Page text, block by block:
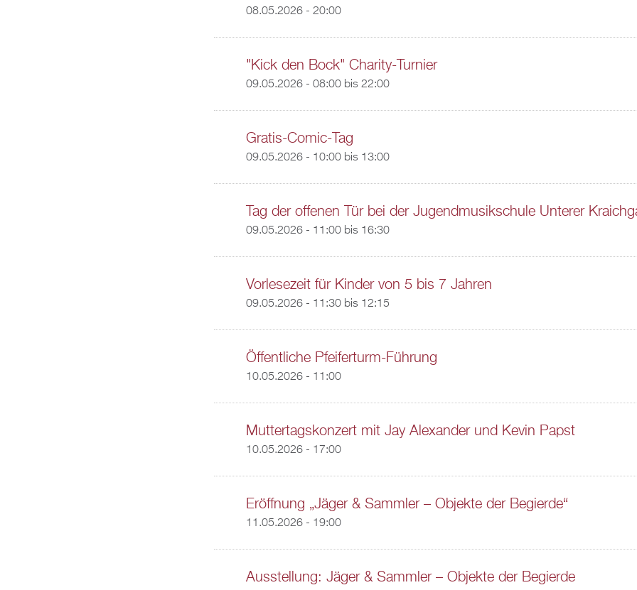
08.05.2026 - 20:00
"Kick den Bock" Charity-Turnier
09.05.2026 - 08:00bis 22:00
Gratis-Comic-Tag
09.05.2026 - 10:00bis 13:00
Tag der offenen Tür bei der Jugendmusikschule Unterer
09.05.2026 - 11:00bis 16:30
Vorlesezeit für Kinder von 5 bis 7 Jahren
09.05.2026 - 11:30bis 12:15
Öffentliche Pfeiferturm-Führung
10.05.2026 - 11:00
Muttertagskonzert mit Jay Alexander und Kevin Papst
10.05.2026 - 17:00
Eröffnung „Jäger & Sammler – Objekte der Begierde“
11.05.2026 - 19:00
Ausstellung: Jäger & Sammler – Objekte der Begierde